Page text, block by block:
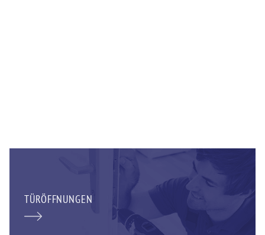
TÜRÖFFNUNGEN